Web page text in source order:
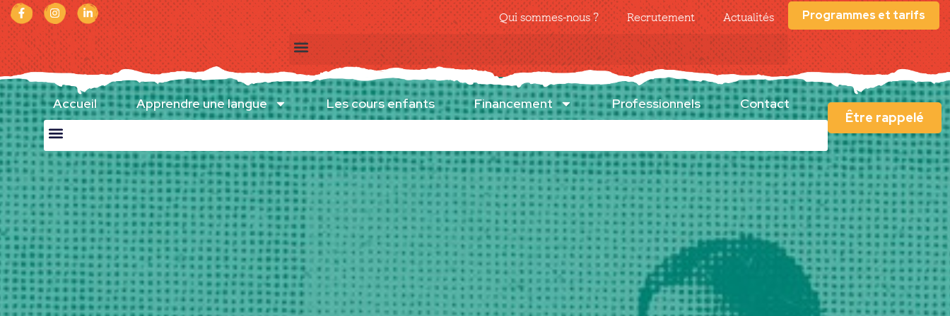
Qui sommes-nous ? Recrutement Actualités Programmes et tarifs
Accueil Apprendre une langue Les cours enfants Financement Professionnels
Contact
Être rappelé